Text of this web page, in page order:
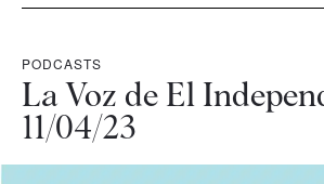
PODCASTS
La Voz de El
11/04/23